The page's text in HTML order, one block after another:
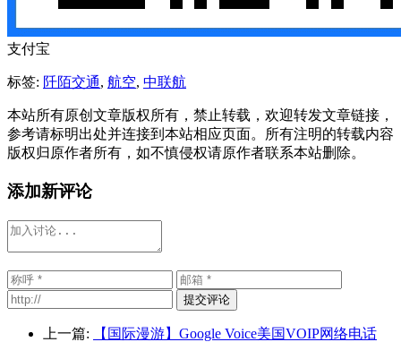
支付宝
标签: 阡陌交通, 航空, 中联航
本站所有原创文章版权所有，禁止转载，欢迎转发文章链接，
参考请标明出处并连接到本站相应页面。所有注明的转载内容
版权归原作者所有，如不慎侵权请原作者联系本站删除。
添加新评论
提交评论
上一篇:
【国际漫游】Google Voice美国VOIP网络电话